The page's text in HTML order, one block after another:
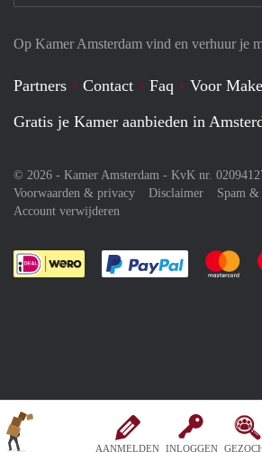
AANMELDEN INLOGGEN
Op Kamer Amsterdam vind en verhuur je
Partners Contact Faq
Voor
Gratis je Kamer aanbieden in
© 2026 - Kamer Amsterdam - KvK nr.
Voorwaarden & privacy
Disclaimer
Spam &
Account verwijderen
Je rekent Je